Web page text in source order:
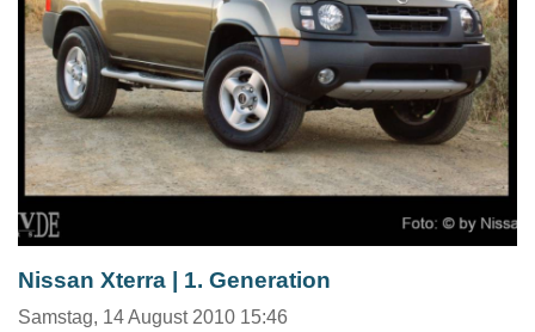
Nissan Xterra | 1. Generation
Samstag, 14 August 2010 15:46